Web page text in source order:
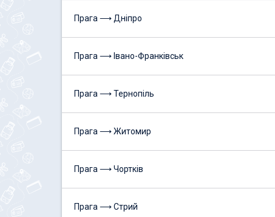
Прага ⟶ Дніпро
Прага ⟶ Івано-Франківськ
Прага ⟶ Тернопіль
Прага ⟶ Житомир
Прага ⟶ Чортків
Прага ⟶ Стрий